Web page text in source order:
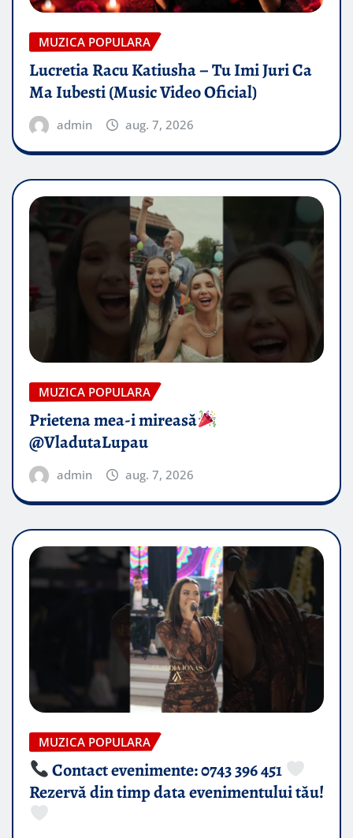
MUZICA POPULARA
Lucretia Racu Katiusha – Tu Imi Juri Ca
Ma Iubesti (Music Video Oficial)
admin aug. 7, 2026
MUZICA POPULARA
Prietena mea-i mireasă​
@VladutaLupau
admin aug. 7, 2026
MUZICA POPULARA
Contact evenimente: 0743 396 451
Rezervă din timp data evenimentului tău!